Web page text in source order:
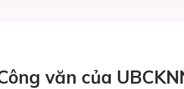
văn của